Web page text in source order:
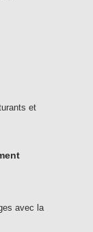
et
avec la